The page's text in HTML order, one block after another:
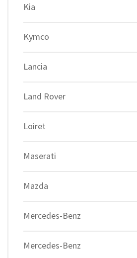
Kia
Kymco
Lancia
Land Rover
Loiret
Maserati
Mazda
Mercedes-Benz
Mercedes-Benz